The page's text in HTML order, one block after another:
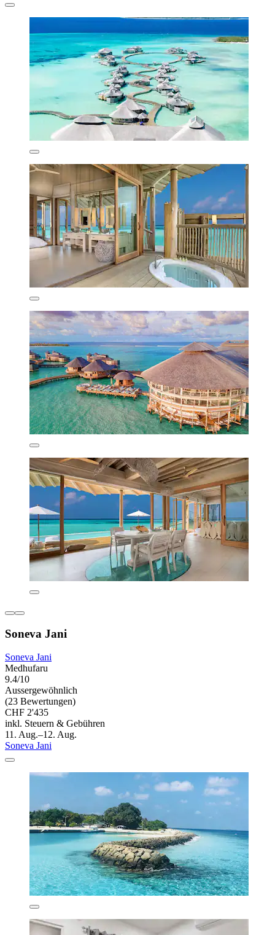
Soneva Jani
Soneva Jani
Medhufaru
9.4/10
Aussergewöhnlich
(23 Bewertungen)
CHF 2'435
inkl. Steuern & Gebühren
11. Aug.–12. Aug.
Soneva Jani